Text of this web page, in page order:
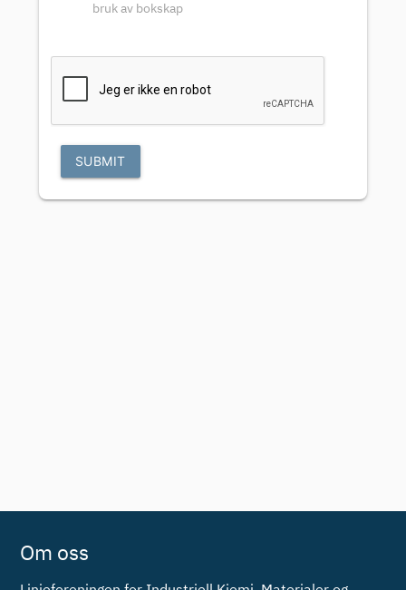
bruk av bokskap
SUBMIT
Om oss